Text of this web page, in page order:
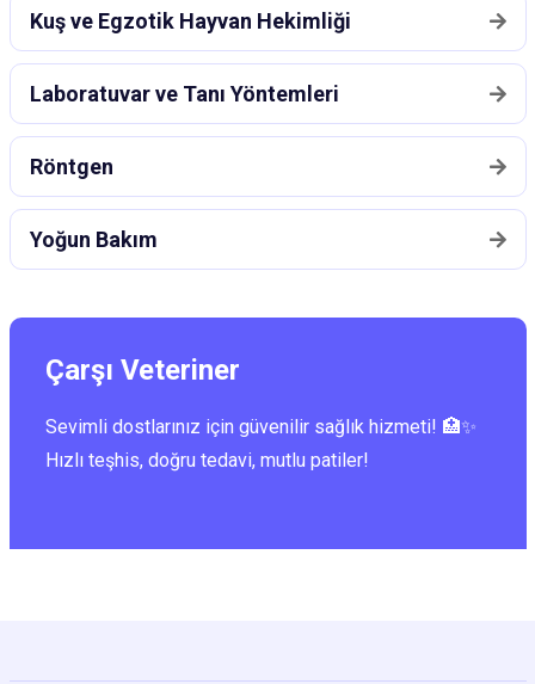
Kuş ve Egzotik Hayvan Hekimliği
Laboratuvar ve Tanı Yöntemleri
Röntgen
Yoğun Bakım
Çarşı Veteriner
Sevimli dostlarınız için güvenilir sağlık hizmeti! 🏥✨
Hızlı teşhis, doğru tedavi, mutlu patiler!